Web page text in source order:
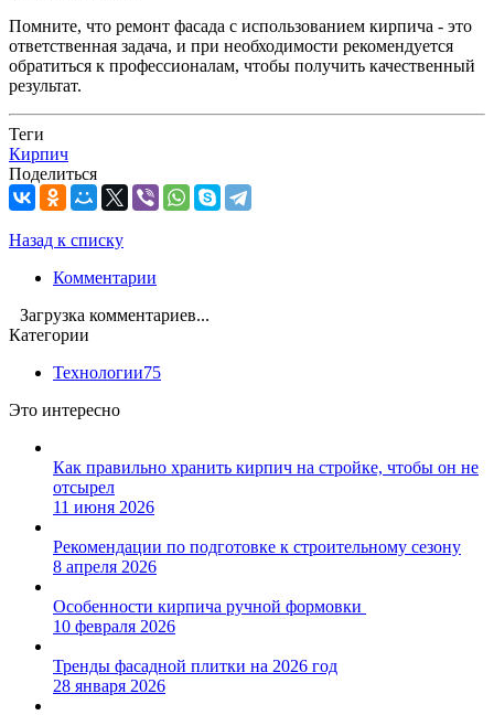
Помните, что ремонт фасада с использованием кирпича - это
ответственная задача, и при необходимости рекомендуется
обратиться к профессионалам, чтобы получить качественный
результат.
Теги
Кирпич
Поделиться
Назад к списку
Комментарии
Загрузка комментариев...
Категории
Технологии75
Это интересно
Как правильно хранить кирпич на стройке, чтобы он не
отсырел
11 июня 2026
Рекомендации по подготовке к строительному сезону
8 апреля 2026
Особенности кирпича ручной формовки
10 февраля 2026
Тренды фасадной плитки на 2026 год
28 января 2026